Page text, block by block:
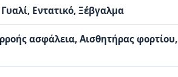
Εντατικό, Ξέβγαλμα
ασφάλεια, Αισθητήρας φορτίου,